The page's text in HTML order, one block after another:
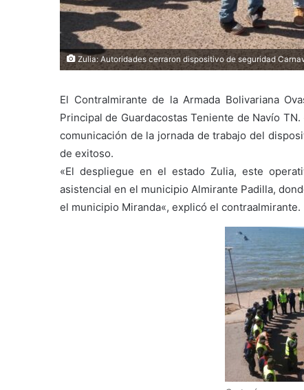
Zulia: Autoridades cerraron dispositivo de seguridad
El Contralmirante de la Armada Bolivariana
Principal de Guardacostas Teniente de Navío
comunicación de la jornada de trabajo del
de exitoso.
«El despliegue en el estado Zulia, este
asistencial en el municipio Almirante Padilla,
el municipio Miranda«, explicó el contraalmirante.